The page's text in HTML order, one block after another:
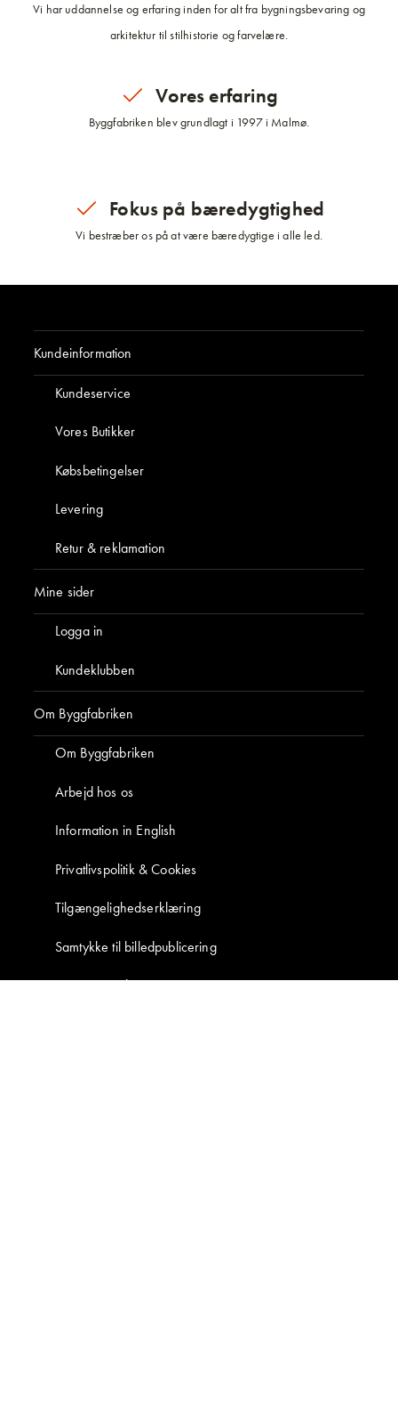
Vi har uddannelse og erfaring inden for alt fra bygningsbevaring og
arkitektur til stilhistorie og farvelære.
Vores erfaring
Byggfabriken blev grundlagt i 1997 i Malmø.
Fokus på bæredygtighed
Vi bestræber os på at være bæredygtige i alle led.
Kundeinformation
Mine sider
Om Byggfabriken
Danmarks eneste kundeklub for bygningsbevaring
og nænsom renovering med klassiske materialer.